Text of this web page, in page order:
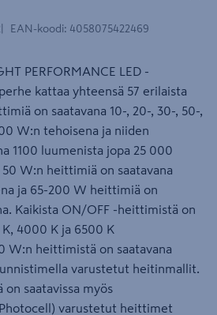
EAN-koodi: 4058075422469
PERFORMANCE LED -
kattaa yhteensä 57 erilaista
on saatavana 10-, 20-, 30-, 50-,
W:n tehoisena ja niiden
1100 luumenista jopa 25 000
50 W:n heittimiä on saatavana
ja 65-200 W heittimiä on
Kaikista ON/OFF -heittimistä on
4000 K ja 6500 K
W:n heittimistä on saatavana
varustetut heitinmallit.
saatavissa myös
varustetut heittimet